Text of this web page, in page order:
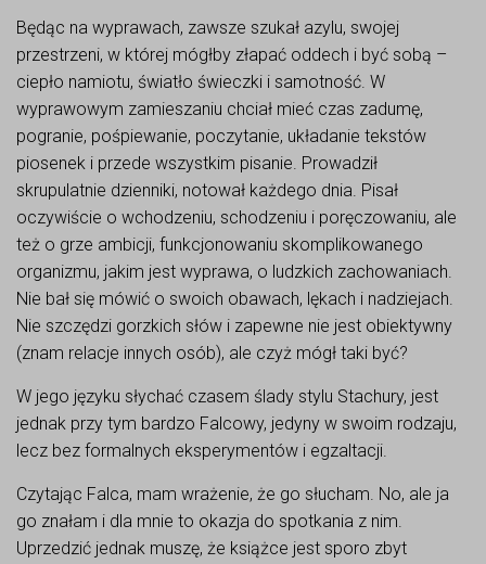
Będąc na wyprawach, zawsze szukał azylu, swojej
przestrzeni, w której mógłby złapać oddech i być sobą –
ciepło namiotu, światło świeczki i samotność. W
wyprawowym zamieszaniu chciał mieć czas zadumę,
pogranie, pośpiewanie, poczytanie, układanie tekstów
piosenek i przede wszystkim pisanie. Prowadził
skrupulatnie dzienniki, notował każdego dnia. Pisał
oczywiście o wchodzeniu, schodzeniu i poręczowaniu, ale
też o grze ambicji, funkcjonowaniu skomplikowanego
organizmu, jakim jest wyprawa, o ludzkich zachowaniach.
Nie bał się mówić o swoich obawach, lękach i nadziejach.
Nie szczędzi gorzkich słów i zapewne nie jest obiektywny
(znam relacje innych osób), ale czyż mógł taki być?
W jego języku słychać czasem ślady stylu Stachury, jest
jednak przy tym bardzo Falcowy, jedyny w swoim rodzaju,
lecz bez formalnych eksperymentów i egzaltacji.
Czytając Falca, mam wrażenie, że go słucham. No, ale ja
go znałam i dla mnie to okazja do spotkania z nim.
Uprzedzić jednak muszę, że książce jest sporo zbyt